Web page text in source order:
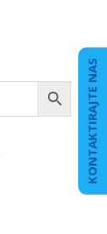
KONTAKTIRAJTE NAS